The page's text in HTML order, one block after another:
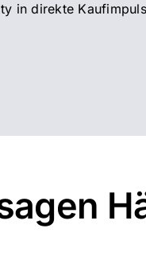
in direkte